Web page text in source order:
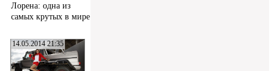
Лорена: одна из
самых крутых в мире
14.05.2014 21:35